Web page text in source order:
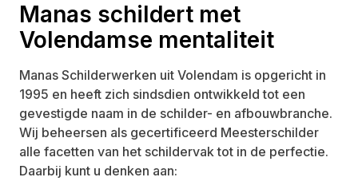
Alle werkzaamheden
Begeleiding
Nieuwbouw
Onderhoud
Projecten
Contact
Offerte aanvraag
Manas schildert met
Volendamse mentaliteit
Manas Schilderwerken uit Volendam is opgericht in
1995 en heeft zich sindsdien ontwikkeld tot een
gevestigde naam in de schilder- en afbouwbranche.
Wij beheersen als gecertificeerd Meesterschilder
alle facetten van het schildervak tot in de perfectie.
Daarbij kunt u denken aan: